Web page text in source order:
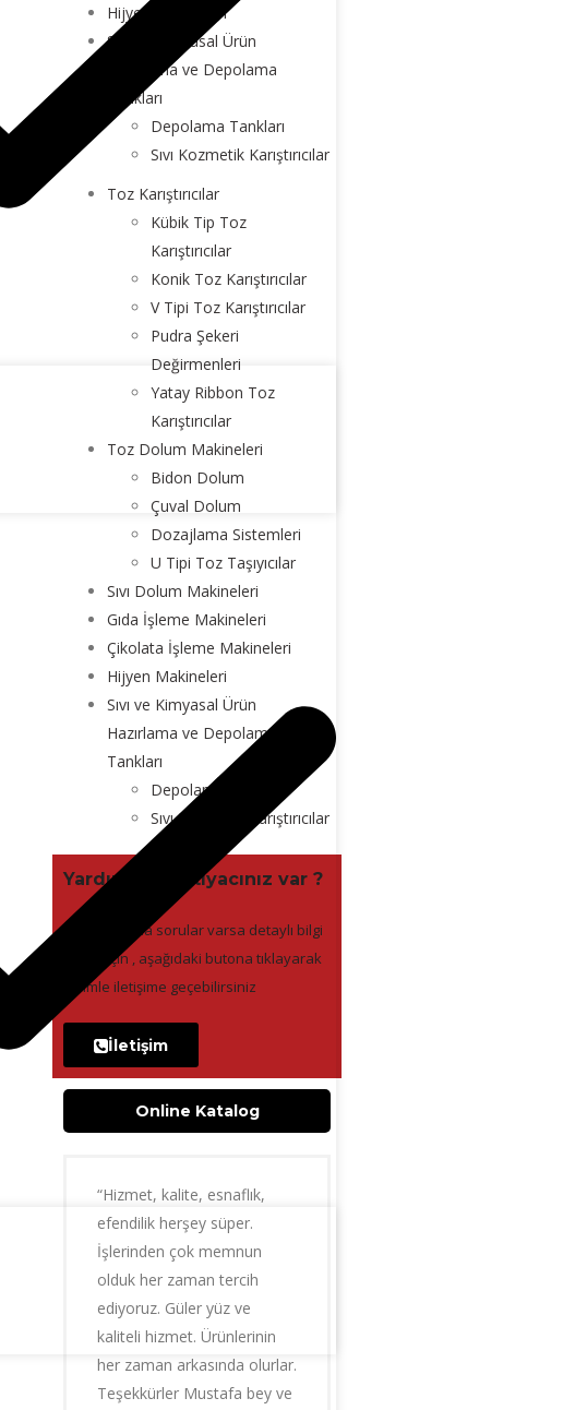
Hijyen Makineleri
Sıvı ve Kimyasal Ürün
Hazırlama ve Depolama
Tankları
Depolama Tankları
Sıvı Kozmetik Karıştırıcılar
Toz Karıştırıcılar
Kübik Tip Toz
Karıştırıcılar
Konik Toz Karıştırıcılar
V Tipi Toz Karıştırıcılar
Pudra Şekeri
Değirmenleri
Yatay Ribbon Toz
Karıştırıcılar
Toz Dolum Makineleri
Bidon Dolum
Çuval Dolum
Dozajlama Sistemleri
U Tipi Toz Taşıyıcılar
Sıvı Dolum Makineleri
Gıda İşleme Makineleri
Çikolata İşleme Makineleri
Hijyen Makineleri
Sıvı ve Kimyasal Ürün
Hazırlama ve Depolama
Tankları
Depolama Tankları
Sıvı Kozmetik Karıştırıcılar
Yardıma mı ihtiyacınız var ?
Aklınzda hala sorular varsa detaylı bilgi
almak için , aşağıdaki butona tıklayarak
bizimle iletişime geçebilirsiniz
İletişim
Online Katalog
“Hizmet, kalite, esnaflık,
efendilik herşey süper.
İşlerinden çok memnun
olduk her zaman tercih
ediyoruz. Güler yüz ve
kaliteli hizmet. Ürünlerinin
her zaman arkasında olurlar.
Teşekkürler Mustafa bey ve